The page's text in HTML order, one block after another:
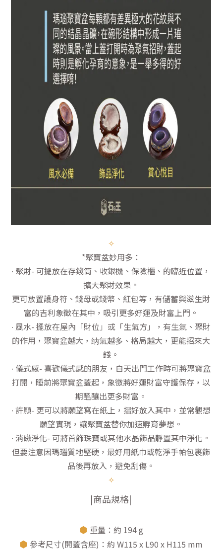
✧
*聚寶盆妙用多：
∙ 聚財- 可擺放在存錢筒、收銀機、保險櫃、的臨近位置，
擴大聚財效果。
更可放置護身符、錢母或錢幣、紅包等，有儲蓄與滋生財
富的吉利象徵在其中，吸引更多好運及財富上門。
∙ 風水- 擺放在屋內「財位」或「生氣方」，有生氣、聚財
的作用，聚寶盆越大，纳氣越多、格局越大，更能招來大
錢。
∙ 儀式感- 喜歡儀式感的朋友，白天出門工作時可將聚寶盆
打開，睡前將聚寶盆蓋起，象徵將好運財富守護保存，以
期醞釀出更多財富。
∙ 許願- 更可以將願望寫在紙上，摺好放入其中，並常觀想
願望實現，讓聚寶盆替你加速孵育夢想。
∙ 消磁淨化- 可將首飾珠寶或其他水晶飾品靜置其中淨化。
但要注意因瑪瑙質地堅硬，最好用紙巾或乾淨手帕包裹飾
品後再放入，避免刮傷。
✧
|商品規格|
⬢ 重量：約 194 g
⬢ 參考尺寸(開蓋含座)：約 W115 x L90 x H115 mm